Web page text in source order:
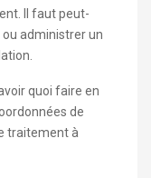
Il faut peut-
administrer un
quoi faire en
de
traitement à